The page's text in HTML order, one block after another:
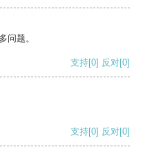
问题。
支持[0] 反对[0]
支持[0] 反对[0]